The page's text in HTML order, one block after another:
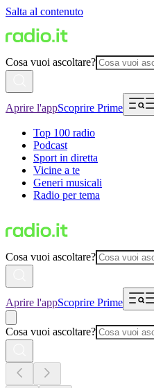
Salta al contenuto
Cosa vuoi ascoltare?
Aprire l'appScoprire Prime
Top 100 radio
Podcast
Sport in diretta
Vicine a te
Generi musicali
Radio per tema
Cosa vuoi ascoltare?
Aprire l'appScoprire Prime
Cosa vuoi ascoltare?